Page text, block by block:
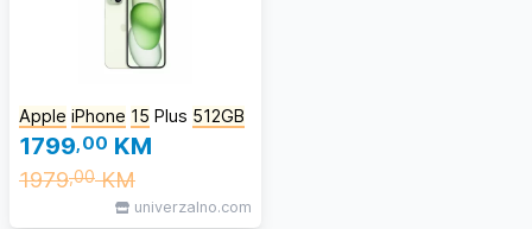
Apple iPhone 15 Plus 512GB
1799,00 KM
1979,00KM
univerzalno.com